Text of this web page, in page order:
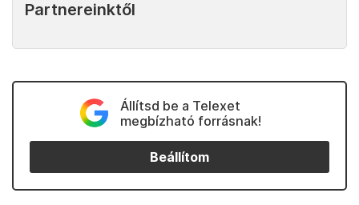
Partnereinktől
Állítsd be a Telexet
megbízható forrásnak!
Beállítom